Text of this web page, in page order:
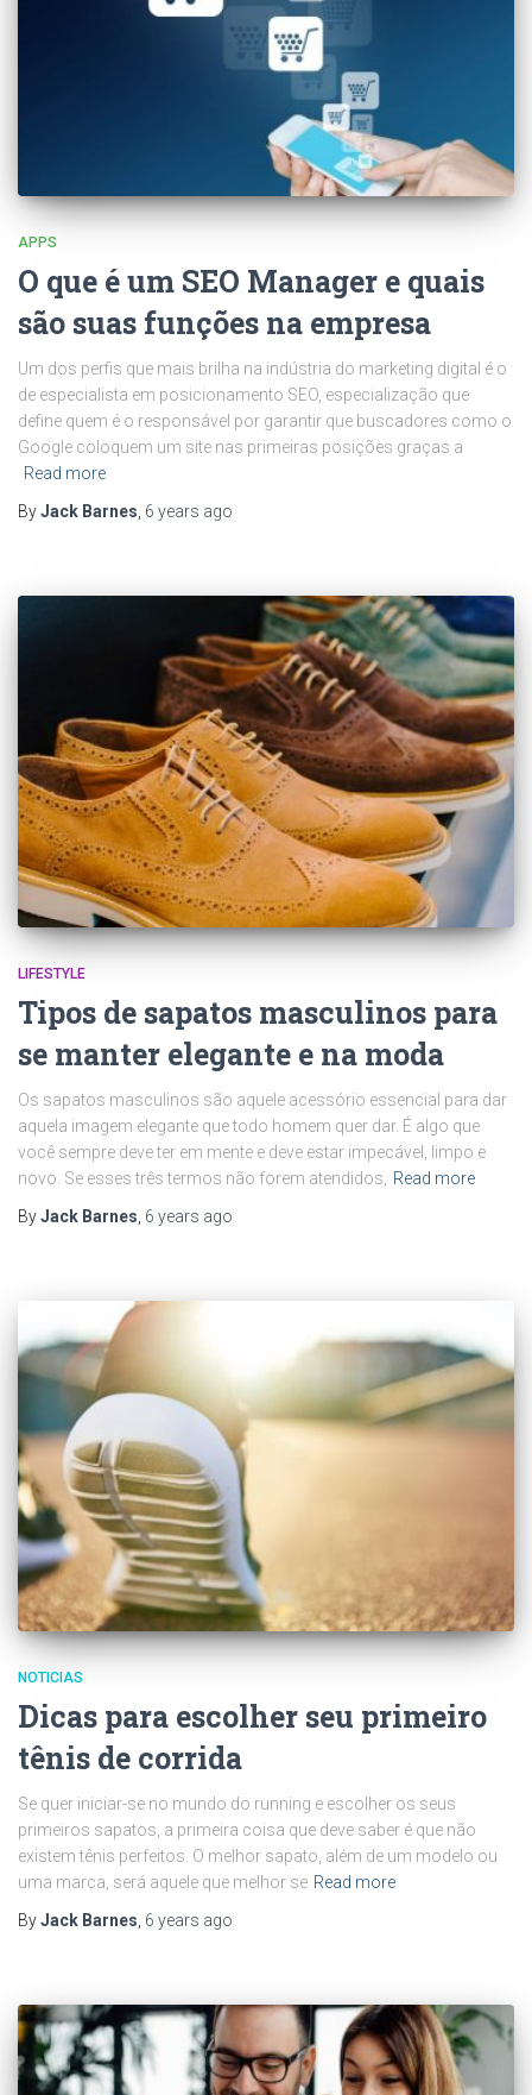
APPS
O que é um SEO Manager e quais
são suas funções na empresa
Um dos perfis que mais brilha na indústria do marketing digital é o
de especialista em posicionamento SEO, especialização que
define quem é o responsável por garantir que buscadores como o
Google coloquem um site nas primeiras posições graças a
Read more
ByJack Barnes 6 years ago
LIFESTYLE
Tipos de sapatos masculinos para
se manter elegante e na moda
Os sapatos masculinos são aquele acessório essencial para dar
aquela imagem elegante que todo homem quer dar. É algo que
você sempre deve ter em mente e deve estar impecável, limpo e
novo. Se esses três termos não forem atendidos,
Read more
ByJack Barnes 6 years ago
NOTICIAS
Dicas para escolher seu primeiro
tênis de corrida
Se quer iniciar-se no mundo do running e escolher os seus
primeiros sapatos, a primeira coisa que deve saber é que não
existem tênis perfeitos. O melhor sapato, além de um modelo ou
uma marca, será aquele que melhor se Read more
ByJack Barnes, 6 years ago